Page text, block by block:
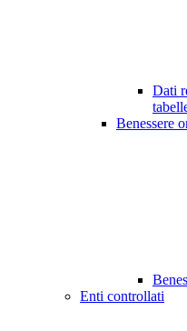
Dati
Benessere
Enti controllati